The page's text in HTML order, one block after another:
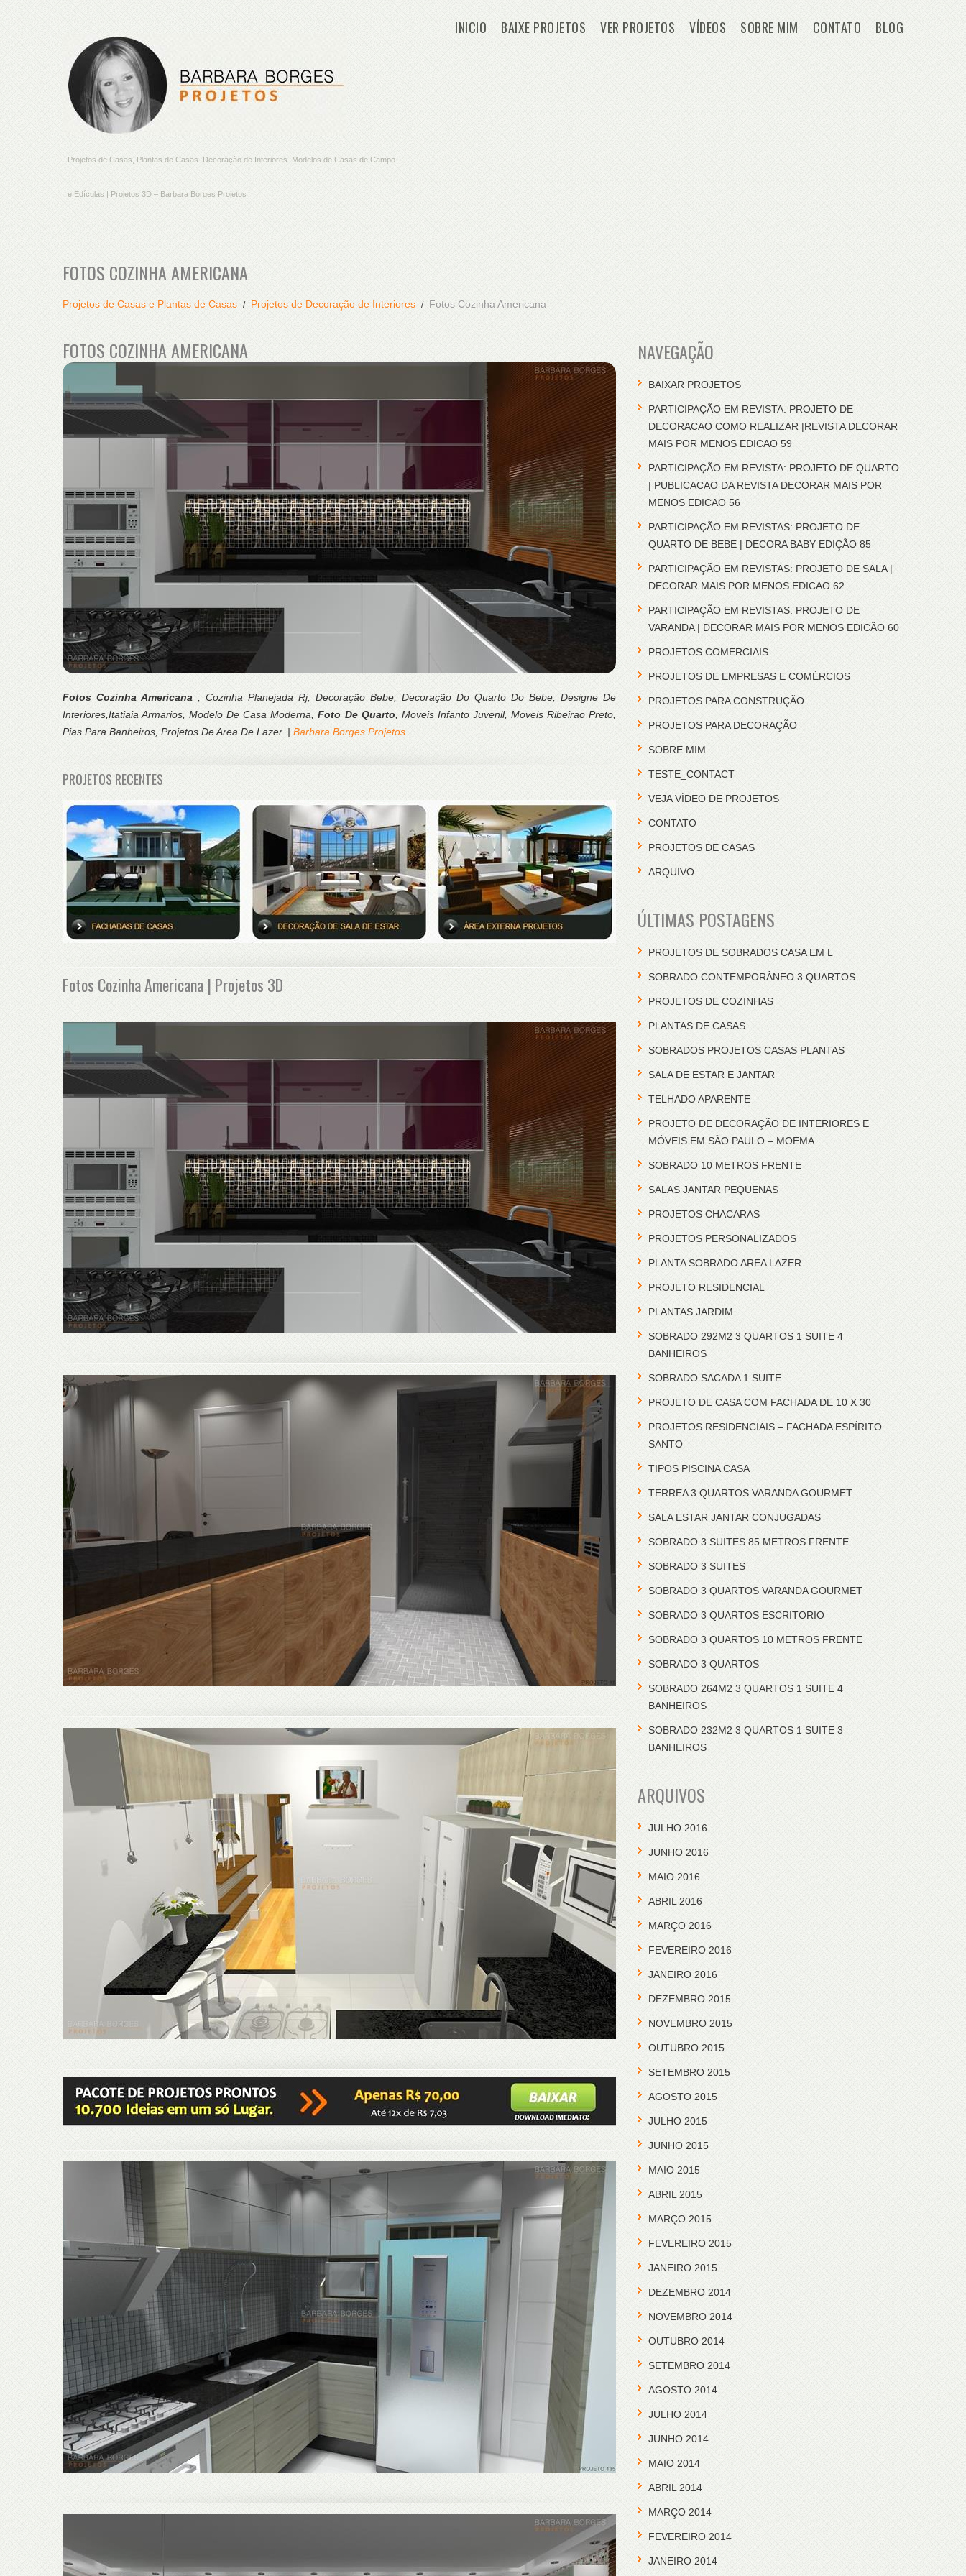
Projetos de Casas, Plantas de Casas. Decoração de Interiores. Modelos de Casas de Campo
e Edículas | Projetos 3D – Barbara Borges Projetos
INICIO BAIXE PROJETOS VER PROJETOS VÍDEOS SOBRE MIM CONTATO BLOG
FOTOS COZINHA AMERICANA
Projetos de Casas e Plantas de Casas Projetos de Decoração de Interiores Fotos Cozinha Americana
FOTOS COZINHA AMERICANA
Fotos Cozinha Americana
, Cozinha Planejada Rj, Decoração Bebe, Decoração Do Quarto Do Bebe, Designe De
Interiores,Itatiaia Armarios, Modelo De Casa Moderna,Foto De Quarto , Moveis Infanto Juvenil, Moveis Ribeirao Preto,
Pias Para Banheiros, Projetos De Area De Lazer. | Barbara Borges Projetos
PROJETOS RECENTES
Fotos Cozinha Americana | Projetos 3D
NAVEGAÇÃO
BAIXAR PROJETOS
PARTICIPAÇÃO EM REVISTA: PROJETO DE
DECORACAO COMO REALIZAR |REVISTA DECORAR
MAIS POR MENOS EDICAO 59
PARTICIPAÇÃO EM REVISTA: PROJETO DE QUARTO
| PUBLICACAO DA REVISTA DECORAR MAIS POR
MENOS EDICAO 56
PARTICIPAÇÃO EM REVISTAS: PROJETO DE
QUARTO DE BEBE | DECORA BABY EDIÇÃO 85
PARTICIPAÇÃO EM REVISTAS: PROJETO DE SALA |
DECORAR MAIS POR MENOS EDICAO 62
PARTICIPAÇÃO EM REVISTAS: PROJETO DE
VARANDA | DECORAR MAIS POR MENOS EDICÃO 60
PROJETOS COMERCIAIS
PROJETOS DE EMPRESAS E COMÉRCIOS
PROJETOS PARA CONSTRUÇÃO
PROJETOS PARA DECORAÇÃO
SOBRE MIM
TESTE_CONTACT
VEJA VÍDEO DE PROJETOS
CONTATO
PROJETOS DE CASAS
ARQUIVO
ÚLTIMAS POSTAGENS
PROJETOS DE SOBRADOS CASA EM L
SOBRADO CONTEMPORÂNEO 3 QUARTOS
PROJETOS DE COZINHAS
PLANTAS DE CASAS
SOBRADOS PROJETOS CASAS PLANTAS
SALA DE ESTAR E JANTAR
TELHADO APARENTE
PROJETO DE DECORAÇÃO DE INTERIORES E
MÓVEIS EM SÃO PAULO – MOEMA
SOBRADO 10 METROS FRENTE
SALAS JANTAR PEQUENAS
PROJETOS CHACARAS
PROJETOS PERSONALIZADOS
PLANTA SOBRADO AREA LAZER
PROJETO RESIDENCIAL
PLANTAS JARDIM
SOBRADO 292M2 3 QUARTOS 1 SUITE 4
BANHEIROS
SOBRADO SACADA 1 SUITE
PROJETO DE CASA COM FACHADA DE 10 X 30
PROJETOS RESIDENCIAIS – FACHADA ESPÍRITO
SANTO
TIPOS PISCINA CASA
TERREA 3 QUARTOS VARANDA GOURMET
SALA ESTAR JANTAR CONJUGADAS
SOBRADO 3 SUITES 85 METROS FRENTE
SOBRADO 3 SUITES
SOBRADO 3 QUARTOS VARANDA GOURMET
SOBRADO 3 QUARTOS ESCRITORIO
SOBRADO 3 QUARTOS 10 METROS FRENTE
SOBRADO 3 QUARTOS
SOBRADO 264M2 3 QUARTOS 1 SUITE 4
BANHEIROS
SOBRADO 232M2 3 QUARTOS 1 SUITE 3
BANHEIROS
ARQUIVOS
JULHO 2016
JUNHO 2016
MAIO 2016
ABRIL 2016
MARÇO 2016
FEVEREIRO 2016
JANEIRO 2016
DEZEMBRO 2015
NOVEMBRO 2015
OUTUBRO 2015
SETEMBRO 2015
AGOSTO 2015
JULHO 2015
JUNHO 2015
MAIO 2015
ABRIL 2015
MARÇO 2015
FEVEREIRO 2015
JANEIRO 2015
DEZEMBRO 2014
NOVEMBRO 2014
OUTUBRO 2014
SETEMBRO 2014
AGOSTO 2014
JULHO 2014
JUNHO 2014
MAIO 2014
ABRIL 2014
MARÇO 2014
FEVEREIRO 2014
JANEIRO 2014